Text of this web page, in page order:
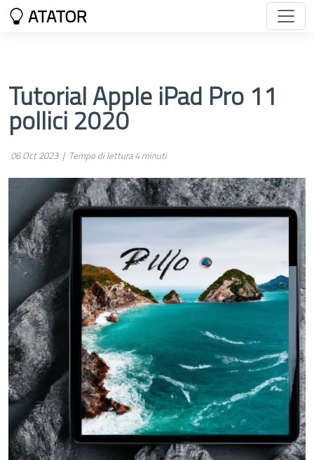
ATATOR
Tutorial Apple iPad Pro 11
pollici 2020
06 Oct 2023 | Tempo di lettura 4 minuti